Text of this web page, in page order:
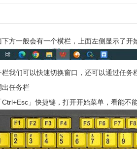
下方一般会有一个横栏，上面左侧显示了
栏我们可以快速切换窗口，还可以通过任
出任务栏
Ctrl+Esc」快捷键，打开开始菜单，看能不